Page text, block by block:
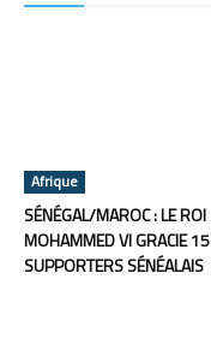
Afrique
SÉNÉGAL/MAROC : LE ROI
MOHAMMED VI GRACIE 15
SUPPORTERS SÉNÉALAIS